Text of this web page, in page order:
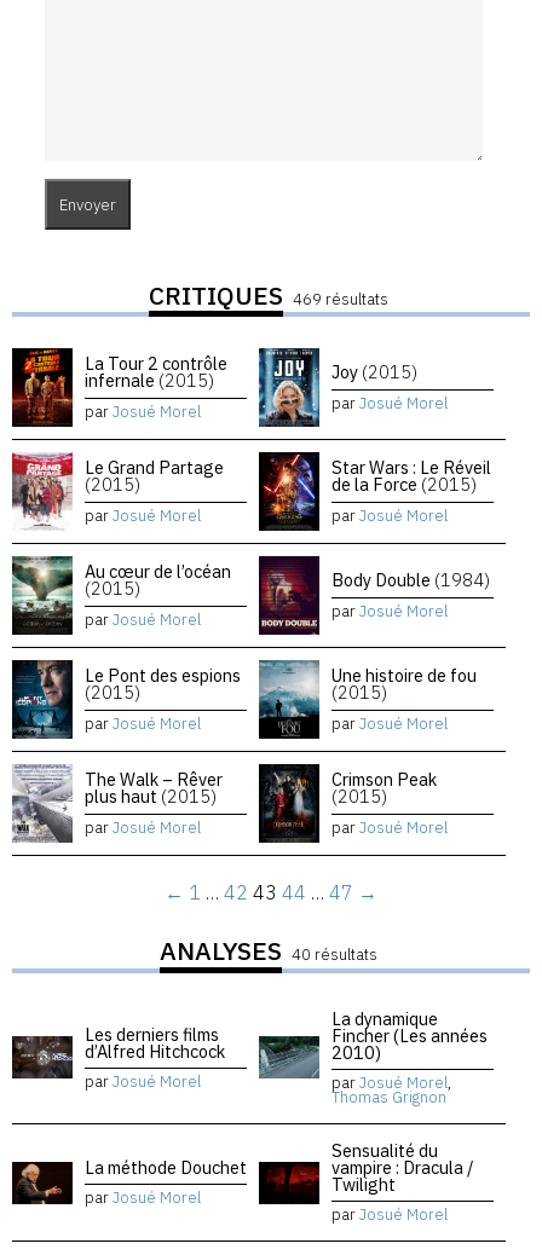
CRITIQUES 469 résultats
La Tour 2 contrôle
infernale (2015)
parJosué Morel
Joy (2015)
parJosué Morel
Le Grand Partage
(2015)
parJosué Morel
Star Wars : Le Réveil
de la Force (2015)
parJosué Morel
Au cœur de l’océan
(2015)
parJosué Morel
Body Double (1984)
parJosué Morel
Le Pont des espions
(2015)
parJosué Morel
Une histoire de fou
(2015)
parJosué Morel
The Walk – Rêver
plus haut (2015)
parJosué Morel
Crimson Peak
(2015)
parJosué Morel
← 1 … 42 43 44 … 47 →
ANALYSES 40 résultats
Les derniers films
d’Alfred Hitchcock
parJosué Morel
La dynamique
Fincher (Les années
2010)
parJosué Morel,
Thomas Grignon
La méthode Douchet
parJosué Morel
Sensualité du
vampire : Dracula /
Twilight
parJosué Morel